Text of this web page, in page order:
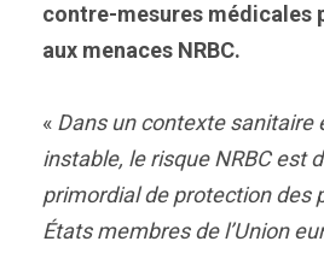
contre-mesures médicales
aux menaces NRBC.
« Dans un contexte sanitaire
instable, le risque NRBC est
primordial de protection des
États membres de l’Union